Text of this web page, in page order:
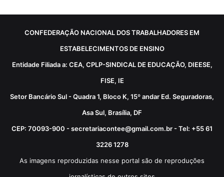
CONFEDERAÇÃO NACIONAL DOS TRABALHADORES EM
ESTABELECIMENTOS DE ENSINO
Entidade Filiada a: CEA, CPLP-SINDICAL DE EDUCAÇÃO, DIEESE,
FISE, IE
Setor Bancário Sul - Quadra 1, Bloco K, 15º andar Ed. Seguradoras,
Asa Sul, Brasília, DF
CEP: 70093-900 - secretariacontee@gmail.com.br - Tel: +55 61
3226 1278
As imagens reproduzidas nesse portal são de reproduções